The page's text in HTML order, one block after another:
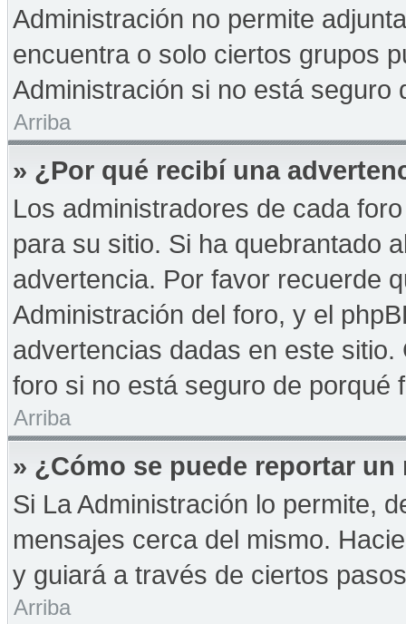
Administración no permite
encuentra o solo ciertos grupos
Administración si no está seguro
Arriba
» ¿Por qué recibí una
Los administradores de cada
para su sitio. Si ha quebrantado
advertencia. Por favor recuerde
Administración del foro, y el
advertencias dadas en este
foro si no está seguro de porqué
Arriba
» ¿Cómo se puede reportar
Si La Administración lo permite,
mensajes cerca del mismo.
y guiará a través de ciertos
Arriba